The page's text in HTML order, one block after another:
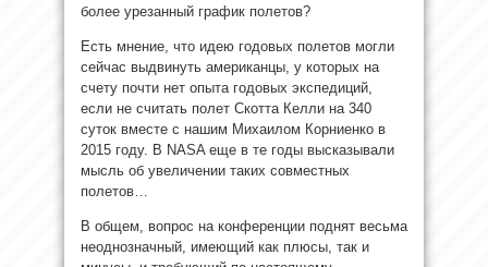
более урезанный график полетов?
Есть мнение, что идею годовых полетов могли
сейчас выдвинуть американцы, у которых на
счету почти нет опыта годовых экспедиций,
если не считать полет Скотта Келли на 340
суток вместе с нашим Михаилом Корниенко в
2015 году. В NASA еще в те годы высказывали
мысль об увеличении таких совместных
полетов…
В общем, вопрос на конференции поднят весьма
неоднозначный, имеющий как плюсы, так и